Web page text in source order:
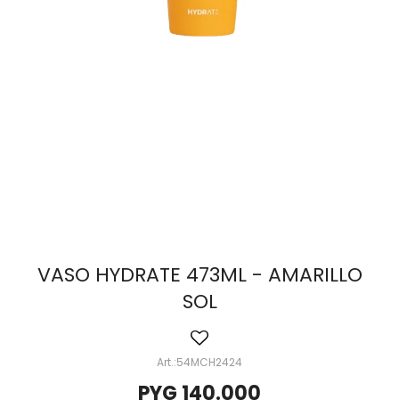
VASO HYDRATE 473ML - AMARILLO
SOL
54MCH2424
PYG 140.000